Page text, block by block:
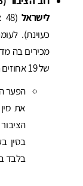
לישראל
של 19 אחוזים השיבו "לא יודע/ת".
בלבד